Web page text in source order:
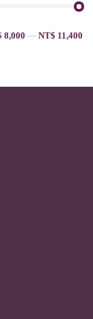
8,000 — NT$ 11,400